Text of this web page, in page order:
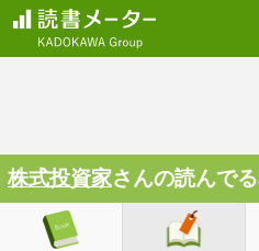
株式投資家さんの読んで